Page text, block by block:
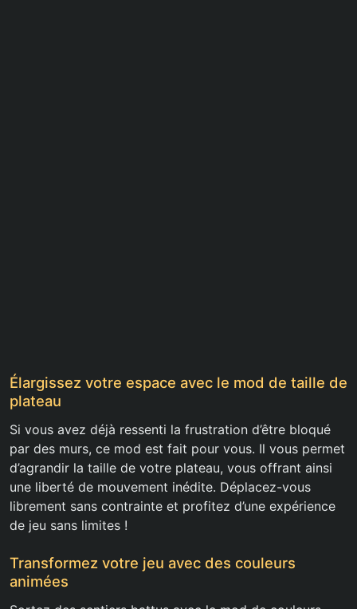
Élargissez votre espace avec le mod de taille de
plateau
Si vous avez déjà ressenti la frustration d’être bloqué
par des murs, ce mod est fait pour vous. Il vous permet
d’agrandir la taille de votre plateau, vous offrant ainsi
une liberté de mouvement inédite. Déplacez-vous
librement sans contrainte et profitez d’une expérience
de jeu sans limites !
Transformez votre jeu avec des couleurs
animées